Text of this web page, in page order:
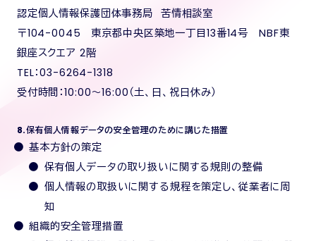
認定個人情報保護団体事務局 苦情相談室
〒104-0045 東京都中央区築地一丁目13番14号 NBF東
銀座スクエア 2階
TEL：03-6264-1318
受付時間：10:00～16:00（土、日、祝日休み）
8.保有個人情報データの安全管理のために講じた措置
基本方針の策定
保有個人データの取り扱いに関する規則の整備
個人情報の取扱いに関する規程を策定し、従業者に周
知
組織的安全管理措置